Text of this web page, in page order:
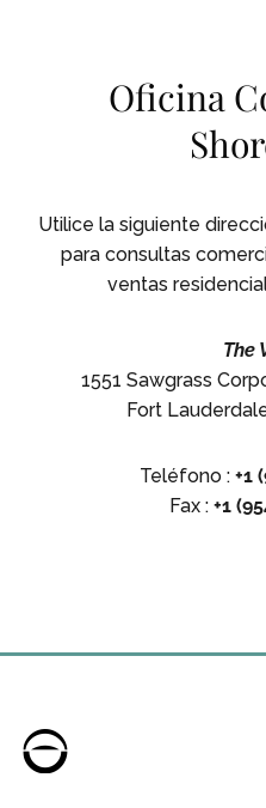
Oficina
Utilice la siguiente
para consultas
ventas
The
1551 Sawgrass
Fort
Teléfono : +1
Fax : +1